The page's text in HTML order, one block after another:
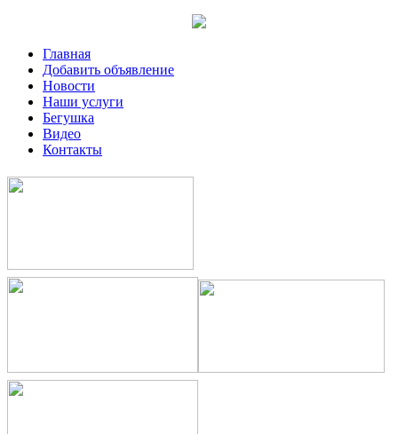
Главная
Добавить объявление
Новости
Наши услуги
Бегушка
Видео
Контакты